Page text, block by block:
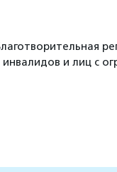
и лиц с